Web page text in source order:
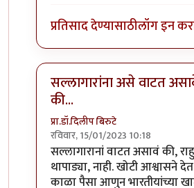
प्रतिसाद देण्यासाठीलॉग इन
सल्लागारांना असे वाटत
की...
प्रा.डॉ.दिलीप बिरुटे
रविवार, 15/01/2023 10:18
In reply toराहूल कसे असतील
सल्लागारानां वाटत असावं की,
थापाड्या, नाही. खोटी आश्वासने
काळा पैसा आणुन भारतीयांच्या